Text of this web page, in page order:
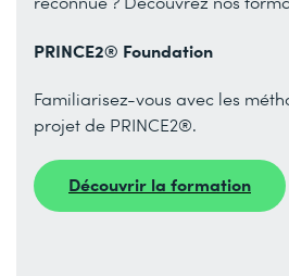
PRINCE2® Foundation
Familiarisez-vous avec les
projet de PRINCE2®.
Découvrir la formation